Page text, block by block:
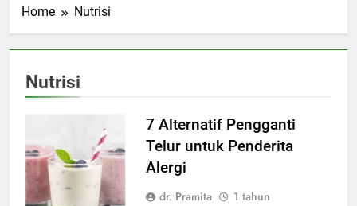
Home Nutrisi
Nutrisi
7 Alternatif Pengganti
Telur untuk Penderita
Alergi
dr. Pramita
1 tahun